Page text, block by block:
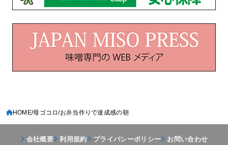
HOME 母ゴコロ お弁当作りで達成感の朝
会社概要 利用規約 プライバシーポリシー お問い合わせ